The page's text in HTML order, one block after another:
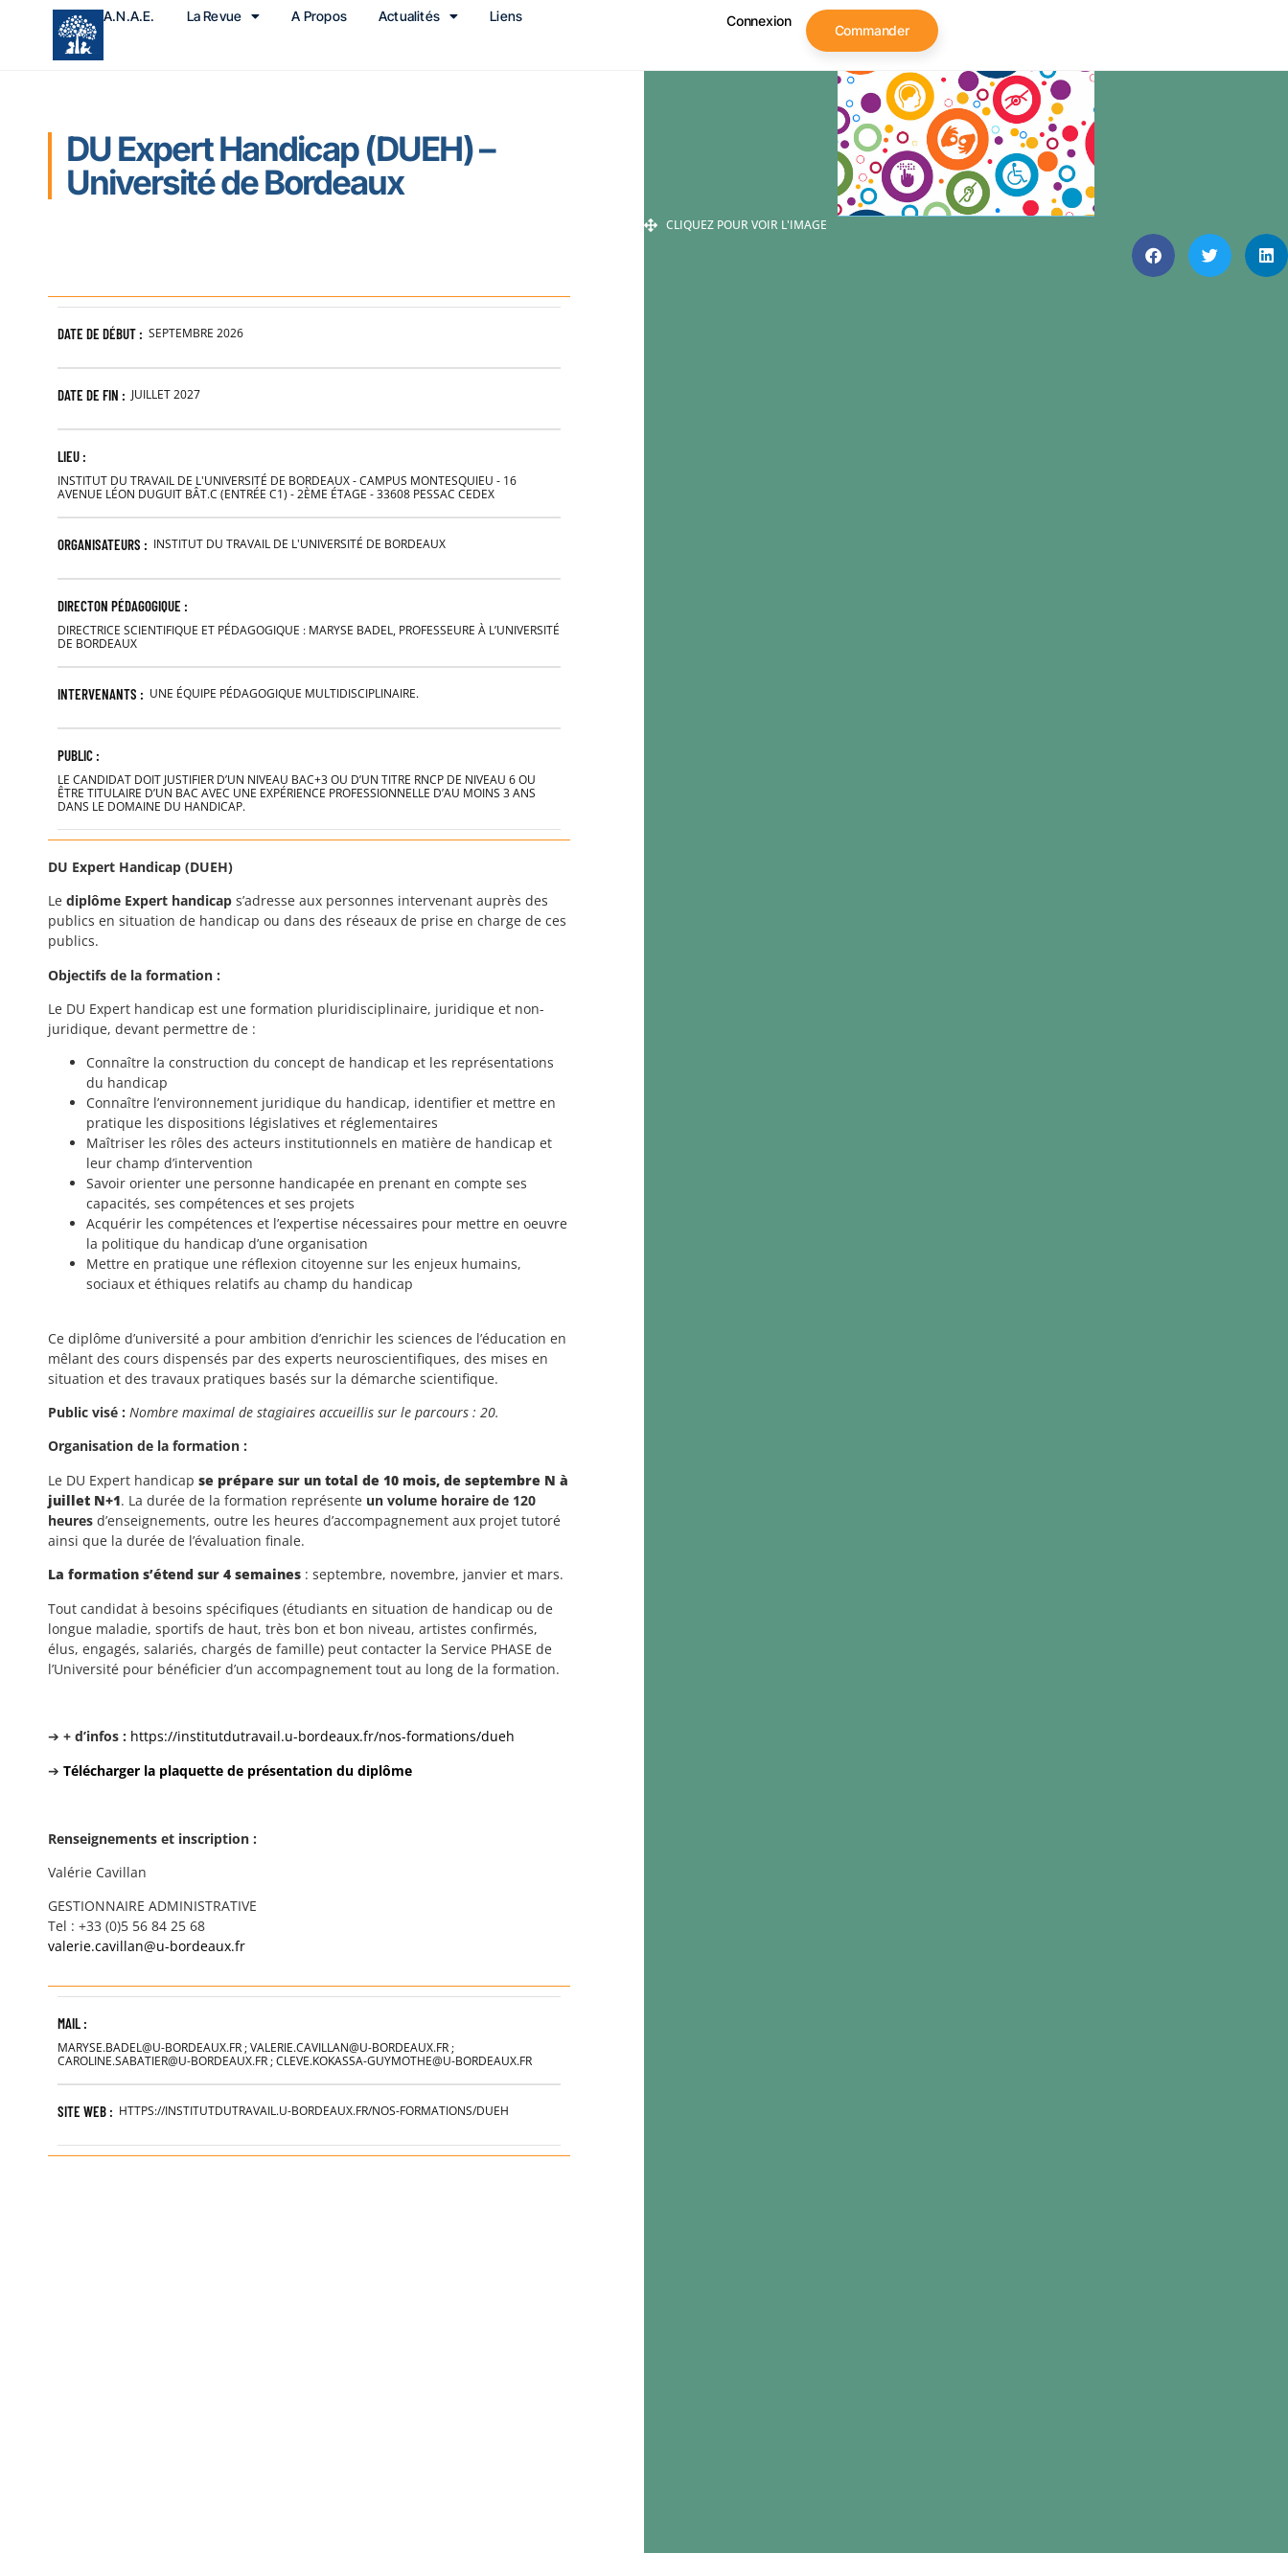
A.N.A.E. La Revue A Propos Actualités Liens Connexion
Commander
DU Expert Handicap (DUEH) –
Université de Bordeaux
DATE DE DÉBUT : SEPTEMBRE 2026
DATE DE FIN : JUILLET 2027
LIEU :
INSTITUT DU TRAVAIL DE L'UNIVERSITÉ DE BORDEAUX - CAMPUS MONTESQUIEU - 16
AVENUE LÉON DUGUIT BÂT.C (ENTRÉE C1) - 2ÈME ÉTAGE - 33608 PESSAC CEDEX
ORGANISATEURS : INSTITUT DU TRAVAIL DE L'UNIVERSITÉ DE BORDEAUX
DIRECTON PÉDAGOGIQUE :
DIRECTRICE SCIENTIFIQUE ET PÉDAGOGIQUE : MARYSE BADEL, PROFESSEURE À L’UNIVERSITÉ
DE BORDEAUX
INTERVENANTS : UNE ÉQUIPE PÉDAGOGIQUE MULTIDISCIPLINAIRE.
PUBLIC :
LE CANDIDAT DOIT JUSTIFIER D’UN NIVEAU BAC+3 OU D’UN TITRE RNCP DE NIVEAU 6 OU
ÊTRE TITULAIRE D’UN BAC AVEC UNE EXPÉRIENCE PROFESSIONNELLE D’AU MOINS 3 ANS
DANS LE DOMAINE DU HANDICAP.
DU Expert Handicap (DUEH)
Lediplôme Expert handicap s’adresse aux personnes intervenant auprès des
publics en situation de handicap ou dans des réseaux de prise en charge de ces
publics.
Objectifs de la formation :
Le DU Expert handicap est une formation pluridisciplinaire, juridique et non-
juridique, devant permettre de :
Connaître la construction du concept de handicap et les représentations
du handicap
Connaître l’environnement juridique du handicap, identifier et mettre en
pratique les dispositions législatives et réglementaires
Maîtriser les rôles des acteurs institutionnels en matière de handicap et
leur champ d’intervention
Savoir orienter une personne handicapée en prenant en compte ses
capacités, ses compétences et ses projets
Acquérir les compétences et l’expertise nécessaires pour mettre en oeuvre
la politique du handicap d’une organisation
Mettre en pratique une réflexion citoyenne sur les enjeux humains,
sociaux et éthiques relatifs au champ du handicap
Ce diplôme d’université a pour ambition d’enrichir les sciences de l’éducation en
mêlant des cours dispensés par des experts neuroscientifiques, des mises en
situation et des travaux pratiques basés sur la démarche scientifique.
Public visé :Nombre maximal de stagiaires accueillis sur le parcours : 20.
Organisation de la formation :
Le DU Expert handicap se prépare sur un total de 10 mois, de septembre N à
juillet N+1. La durée de la formation représente un volume horaire de 120
heures d’enseignements, outre les heures d’accompagnement aux projet tutoré
ainsi que la durée de l’évaluation finale.
La formation s’étend sur 4 semaines : septembre, novembre, janvier et mars.
Tout candidat à besoins spécifiques (étudiants en situation de handicap ou de
longue maladie, sportifs de haut, très bon et bon niveau, artistes confirmés,
élus, engagés, salariés, chargés de famille) peut contacter la Service PHASE de
l’Université pour bénéficier d’un accompagnement tout au long de la formation.
➔+ d’infos : https://institutdutravail.u-bordeaux.fr/nos-formations/dueh
➔Télécharger la plaquette de présentation du diplôme
Renseignements et inscription :
Valérie Cavillan
GESTIONNAIRE ADMINISTRATIVE
Tel : +33 (0)5 56 84 25 68
valerie.cavillan@u-bordeaux.fr
MAIL :
MARYSE.BADEL@U-BORDEAUX.FR ; VALERIE.CAVILLAN@U-BORDEAUX.FR ;
CAROLINE.SABATIER@U-BORDEAUX.FR ; CLEVE.KOKASSA-GUYMOTHE@U-BORDEAUX.FR
SITE WEB : HTTPS://INSTITUTDUTRAVAIL.U-BORDEAUX.FR/NOS-FORMATIONS/DUEH
CLIQUEZ POUR VOIR L'IMAGE